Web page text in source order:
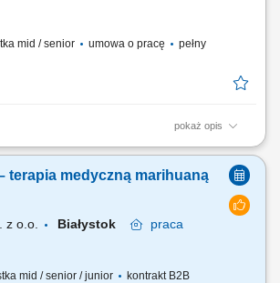
mid / senior umowa o pracę
pełny
pokaż opis
zadań określonych w przepisach
przez Dział Realizacji Kontroli, w
w przygotowaniu kontroli, w tym:
dokonywaniu analizy przedkontrolnej
i informacji...
terapia medyczną marihuaną
z o.o. Białystok
praca
mid / senior / junior
kontrakt B2B